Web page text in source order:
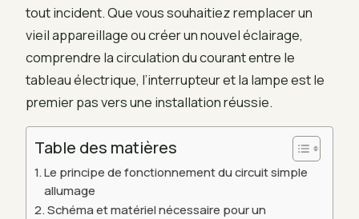
tout incident. Que vous souhaitiez remplacer un
vieil appareillage ou créer un nouvel éclairage,
comprendre la circulation du courant entre le
tableau électrique, l’interrupteur et la lampe est le
premier pas vers une installation réussie.
Table des matières
Le principe de fonctionnement du circuit simple
allumage
Schéma et matériel nécessaire pour un